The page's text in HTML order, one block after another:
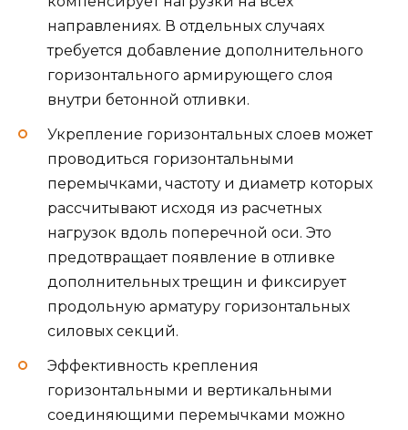
направлениях. В отдельных случаях
требуется добавление дополнительного
горизонтального армирующего слоя
внутри бетонной отливки.
Укрепление горизонтальных слоев может
проводиться горизонтальными
перемычками, частоту и диаметр которых
рассчитывают исходя из расчетных
нагрузок вдоль поперечной оси. Это
предотвращает появление в отливке
дополнительных трещин и фиксирует
продольную арматуру горизонтальных
силовых секций.
Эффективность крепления
горизонтальными и вертикальными
соединяющими перемычками можно